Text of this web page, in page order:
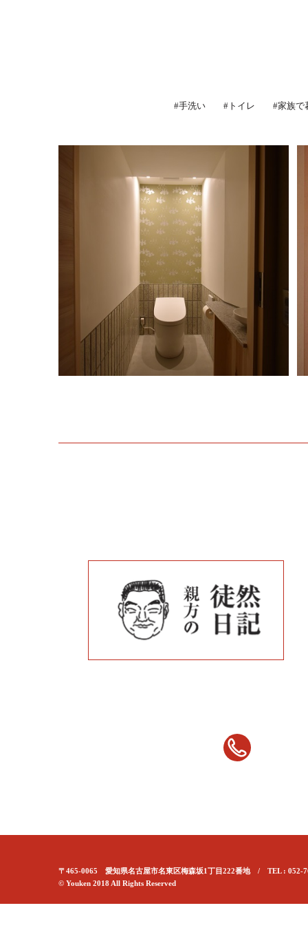
#手洗い #トイレ #家族で
〒465-0065 愛知県名古屋市名東区梅森坂1丁目222番地 / TEL : 052-
© Youken 2018 All Rights Reserved